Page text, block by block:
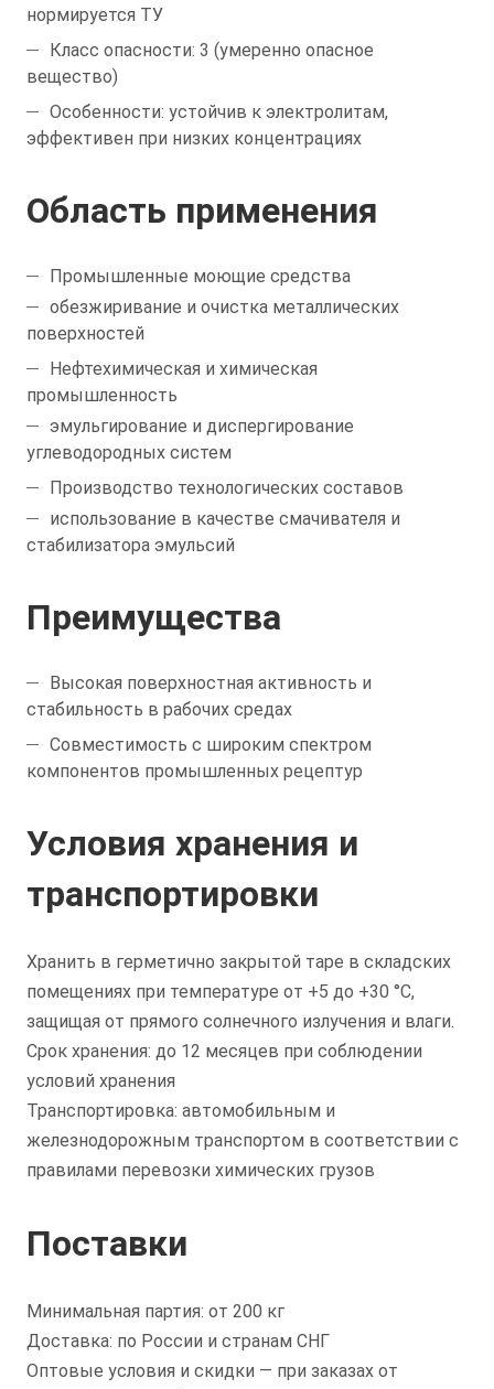
нормируется ТУ
Класс опасности: 3 (умеренно опасное
вещество)
Особенности: устойчив к электролитам,
эффективен при низких концентрациях
Область применения
Промышленные моющие средства
обезжиривание и очистка металлических
поверхностей
Нефтехимическая и химическая
промышленность
эмульгирование и диспергирование
углеводородных систем
Производство технологических составов
использование в качестве смачивателя и
стабилизатора эмульсий
Преимущества
Высокая поверхностная активность и
стабильность в рабочих средах
Совместимость с широким спектром
компонентов промышленных рецептур
Условия хранения и
транспортировки
Хранить в герметично закрытой таре в складских
помещениях при температуре от +5 до +30 °C,
защищая от прямого солнечного излучения и влаги.
Срок хранения: до 12 месяцев при соблюдении
условий хранения
Транспортировка: автомобильным и
железнодорожным транспортом в соответствии с
правилами перевозки химических грузов
Поставки
Минимальная партия: от 200 кг
Доставка: по России и странам СНГ
Оптовые условия и скидки — при заказах от